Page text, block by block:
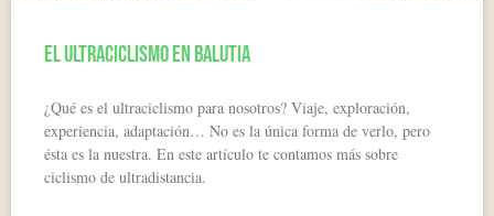
El ultraciclismo en Balutia
¿Qué es el ultraciclismo para nosotros? Viaje, exploración,
experiencia, adaptación… No es la única forma de verlo, pero
ésta es la nuestra. En este artículo te contamos más sobre
ciclismo de ultradistancia.